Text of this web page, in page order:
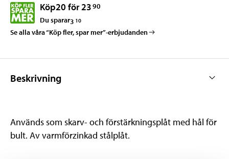
Köp20 för 2390
Du sparar3 10
Se alla våra “Köp fler, spar mer”-erbjudanden
Beskrivning
Används som skarv- och förstärkningsplåt med hål för
bult. Av varmförzinkad stålplåt.